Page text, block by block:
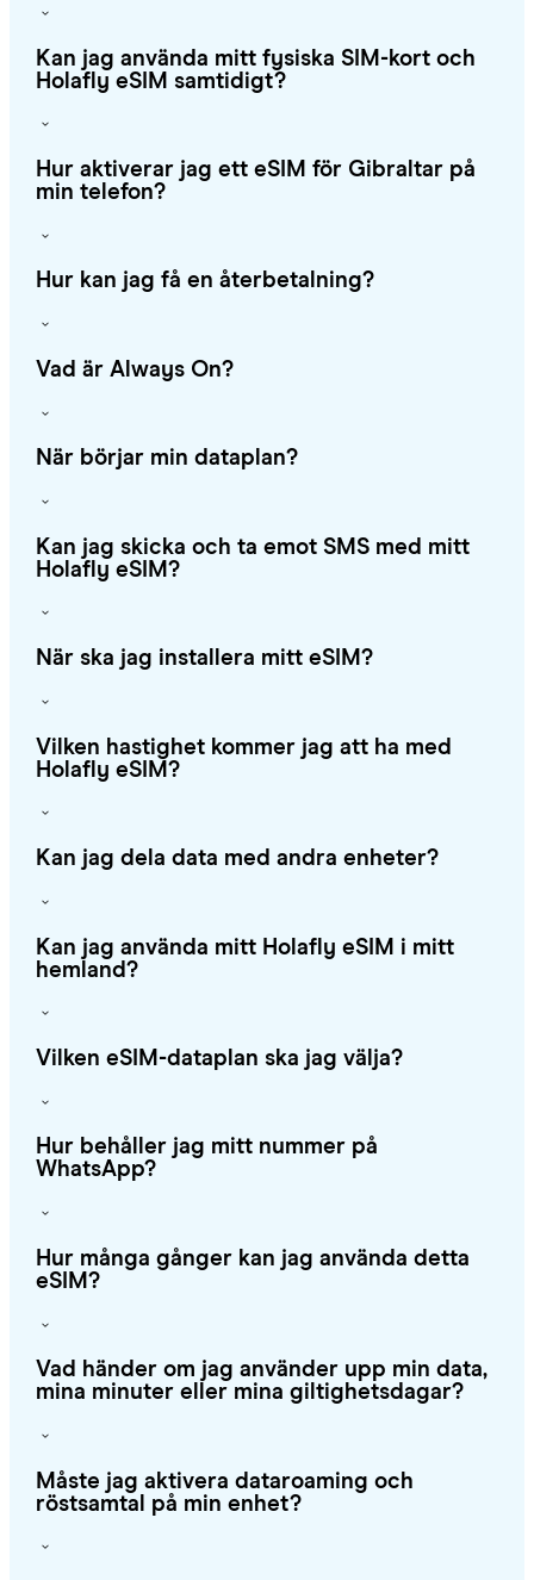
Kan jag använda mitt fysiska SIM-kort och
Holafly eSIM samtidigt?
Hur aktiverar jag ett eSIM för Gibraltar på
min telefon?
Hur kan jag få en återbetalning?
Vad är Always On?
När börjar min dataplan?
Kan jag skicka och ta emot SMS med mitt
Holafly eSIM?
När ska jag installera mitt eSIM?
Vilken hastighet kommer jag att ha med
Holafly eSIM?
Kan jag dela data med andra enheter?
Kan jag använda mitt Holafly eSIM i mitt
hemland?
Vilken eSIM-dataplan ska jag välja?
Hur behåller jag mitt nummer på
WhatsApp?
Hur många gånger kan jag använda detta
eSIM?
Vad händer om jag använder upp min data,
mina minuter eller mina giltighetsdagar?
Måste jag aktivera dataroaming och
röstsamtal på min enhet?